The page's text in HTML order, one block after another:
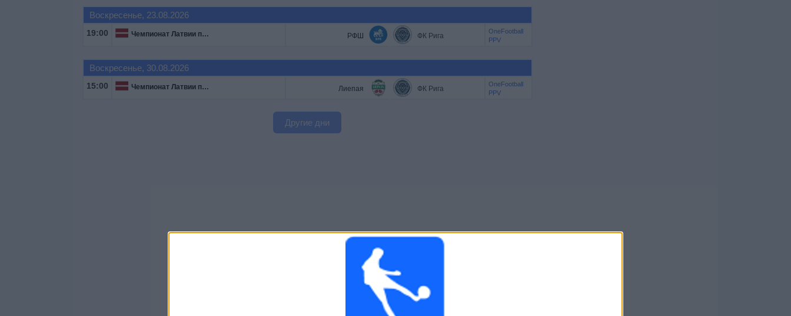
Воскресенье, 23.08.2026
19:00 Чемпионат Латвии по футболу РФШ ФК Рига
OneFootball
PPV
Воскресенье, 30.08.2026
15:00 Чемпионат Латвии по футболу Лиепая ФК Рига
OneFootball
PPV
Другие дни